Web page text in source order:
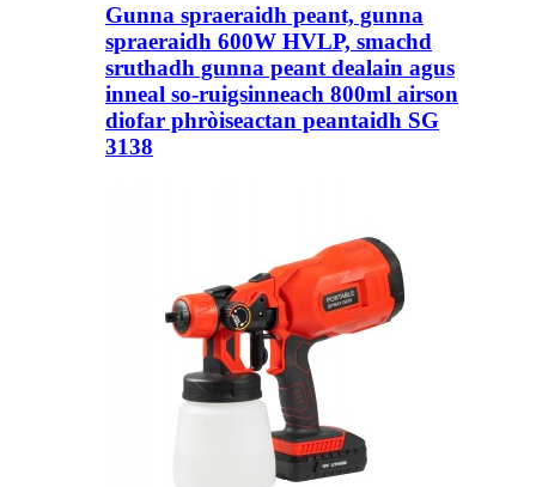
Gunna spraeraidh peant, gunna
spraeraidh 600W HVLP, smachd
sruthadh gunna peant dealain agus
inneal so-ruigsinneach 800ml airson
diofar phròiseactan peantaidh SG
3138